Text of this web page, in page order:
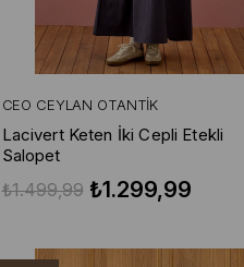
CEO CEYLAN OTANTIK
Lacivert Keten İki Cepli Etekli
Salopet
₺1.299,99
₺1.499,99